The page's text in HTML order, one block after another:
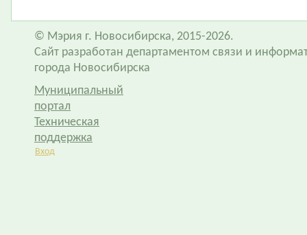
© Мэрия г. Новосибирска, 2015-2026.
Сайт разработан департаментом связи и
города Новосибирска
Муниципальный
портал
Техническая
поддержка
Вход